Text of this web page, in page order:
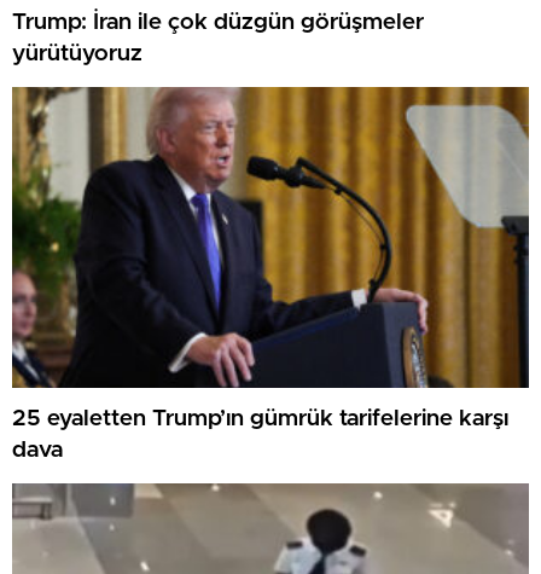
Trump: İran ile çok düzgün görüşmeler
yürütüyoruz
25 eyaletten Trump’ın gümrük tarifelerine karşı
dava